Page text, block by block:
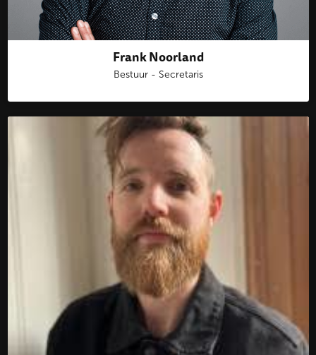
Frank Noorland
Bestuur - Secretaris